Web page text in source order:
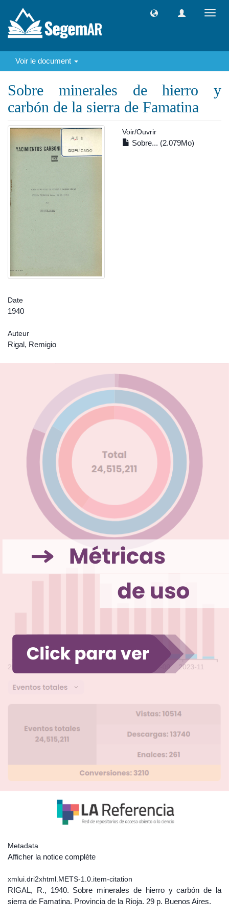
Voir le document
Sobre minerales de hierro y
carbón de la sierra de Famatina
Voir/Ouvrir
Sobre... (2.079Mo)
Date
1940
Auteur
Rigal, Remigio
Metadata
Afficher la notice complète
xmlui.dri2xhtml.METS-1.0.item-citation
RIGAL, R., 1940. Sobre minerales de hierro y carbón de la
sierra de Famatina. Provincia de la Rioja. 29 p. Buenos Aires.